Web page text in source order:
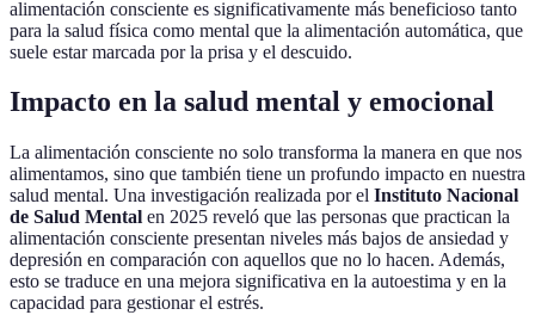
alimentación consciente es significativamente más beneficioso tanto
para la salud física como mental que la alimentación automática, que
suele estar marcada por la prisa y el descuido.
Impacto en la salud mental y emocional
La alimentación consciente no solo transforma la manera en que nos
alimentamos, sino que también tiene un profundo impacto en nuestra
salud mental. Una investigación realizada por el Instituto Nacional
de Salud Mental en 2025 reveló que las personas que practican la
alimentación consciente presentan niveles más bajos de ansiedad y
depresión en comparación con aquellos que no lo hacen. Además,
esto se traduce en una mejora significativa en la autoestima y en la
capacidad para gestionar el estrés.